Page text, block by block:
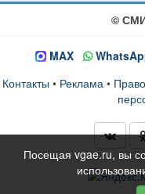
© СМИ
MAX
Контакты • Реклама •
Посещая vgae.ru, вы